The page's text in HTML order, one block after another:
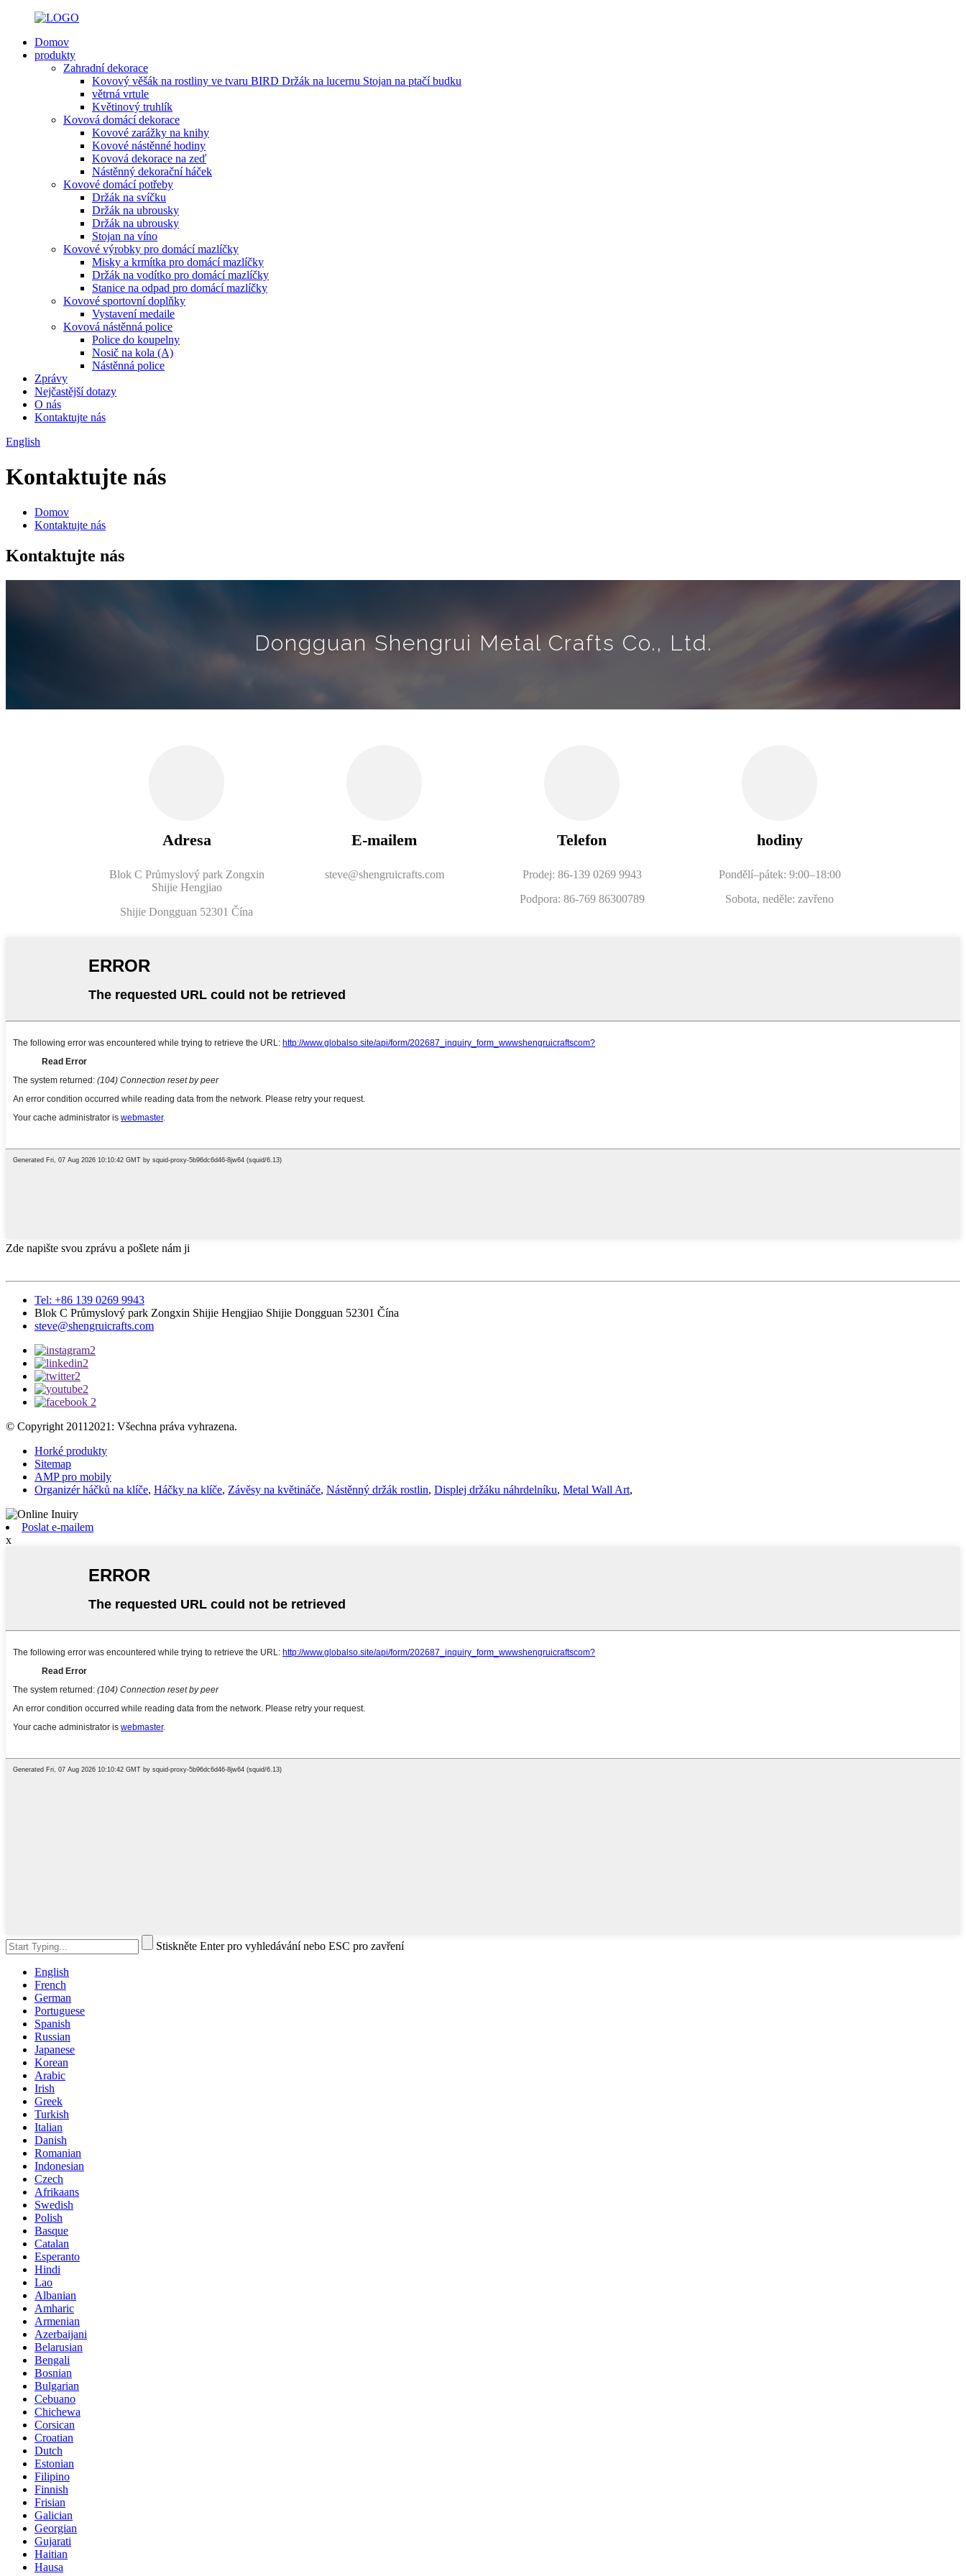
Domov
produkty
Zahradní dekorace
Kovový věšák na rostliny ve tvaru BIRD Držák na lucernu Stojan na ptačí budku
větrná vrtule
Květinový truhlík
Kovová domácí dekorace
Kovové zarážky na knihy
Kovové nástěnné hodiny
Kovová dekorace na zeď
Nástěnný dekorační háček
Kovové domácí potřeby
Držák na svíčku
Držák na ubrousky
Držák na ubrousky
Stojan na víno
Kovové výrobky pro domácí mazlíčky
Misky a krmítka pro domácí mazlíčky
Držák na vodítko pro domácí mazlíčky
Stanice na odpad pro domácí mazlíčky
Kovové sportovní doplňky
Vystavení medaile
Kovová nástěnná police
Police do koupelny
Nosič na kola (A)
Nástěnná police
Zprávy
Nejčastější dotazy
O nás
Kontaktujte nás
English
Kontaktujte nás
Domov
Kontaktujte nás
Kontaktujte nás
Dongguan Shengrui Metal Crafts Co., Ltd.
Adresa
Blok C Průmyslový park Zongxin
Shijie Hengjiao
Shijie Dongguan 52301 Čína
E-mailem
steve@shengruicrafts.com
Telefon
Prodej: 86-139 0269 9943
Podpora: 86-769 86300789
hodiny
Pondělí–pátek: 9:00–18:00
Sobota, neděle: zavřeno
Zde napište svou zprávu a pošlete nám ji
Tel: +86 139 0269 9943
Blok C Průmyslový park Zongxin Shijie Hengjiao Shijie Dongguan 52301 Čína
steve@shengruicrafts.com
© Copyright 20112021: Všechna práva vyhrazena.
Horké produkty
Sitemap
AMP pro mobily
Organizér háčků na klíče, Háčky na klíče, Závěsy na květináče, Nástěnný držák rostlin, Displej držáku náhrdelníku, Metal Wall Art,
Poslat e-mailem
x
Stiskněte Enter pro vyhledávání nebo ESC pro zavření
English
French
German
Portuguese
Spanish
Russian
Japanese
Korean
Arabic
Irish
Greek
Turkish
Italian
Danish
Romanian
Indonesian
Czech
Afrikaans
Swedish
Polish
Basque
Catalan
Esperanto
Hindi
Lao
Albanian
Amharic
Armenian
Azerbaijani
Belarusian
Bengali
Bosnian
Bulgarian
Cebuano
Chichewa
Corsican
Croatian
Dutch
Estonian
Filipino
Finnish
Frisian
Galician
Georgian
Gujarati
Haitian
Hausa